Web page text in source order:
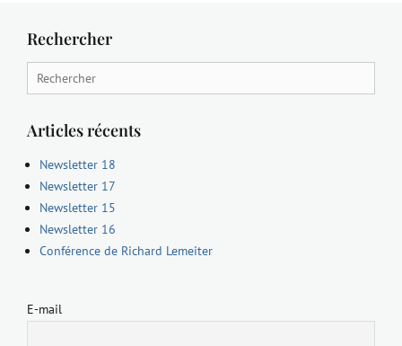
Rechercher
Search
for:
Articles récents
Newsletter 18
Newsletter 17
Newsletter 15
Newsletter 16
Conférence de Richard Lemeiter
E-mail